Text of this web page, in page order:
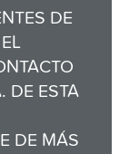
DE
DE ESTA
DE MÁS